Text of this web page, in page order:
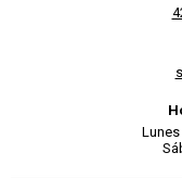
Lunes